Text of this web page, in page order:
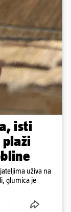
isti
uživa na
glumica je